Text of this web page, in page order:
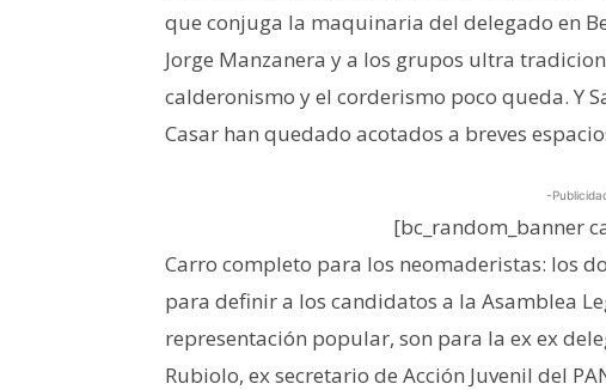
que conjuga la maquinaria del delegado en
Jorge Manzanera y a los grupos ultra
calderonismo y el corderismo poco queda. Y
Casar han quedado acotados a breves
-
[bc_random_banner
Carro completo para los neomaderistas: los
para definir a los candidatos a la Asamblea
representación popular, son para la ex ex
Rubiolo, ex secretario de Acción Juvenil del